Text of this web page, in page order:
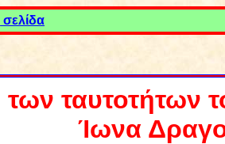
των ταυτοτήτων
Ίωνα